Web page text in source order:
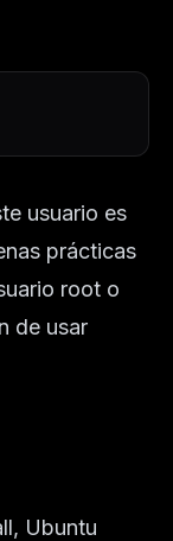
usuario es
prácticas
root o
de usar
Ubuntu